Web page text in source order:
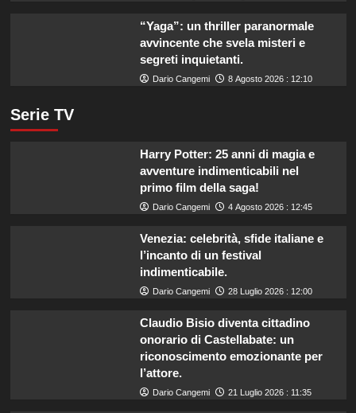
“Yaga”: un thriller paranormale
avvincente che svela misteri e
segreti inquietanti.
Dario Cangemi 8 Agosto 2026 : 12:10
Serie TV
Harry Potter: 25 anni di magia e
avventure indimenticabili nel
primo film della saga!
Dario Cangemi 4 Agosto 2026 : 12:45
Venezia: celebrità, sfide italiane e
l’incanto di un festival
indimenticabile.
Dario Cangemi 28 Luglio 2026 : 12:00
Claudio Bisio diventa cittadino
onorario di Castellabate: un
riconoscimento emozionante per
l’attore.
Dario Cangemi 21 Luglio 2026 : 11:35